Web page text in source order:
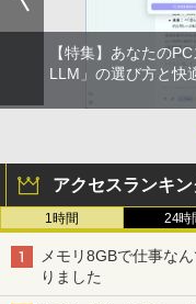
￥
3
【特集】あなたの
LLM」の選び方と快
アクセスランキン
1時間 24時
メモリ8GBで仕事な
りました